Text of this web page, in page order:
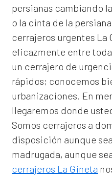
persianas cambiando
o la cinta de la
cerrajeros urgentes La
eficazmente entre
un cerrajero de
rápidos; conocemos
urbanizaciones. En
llegaremos donde
Somos cerrajeros a
disposición aunque
madrugada, aunque
cerrajeros La Gineta